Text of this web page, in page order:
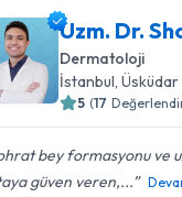
Uzm. Dr.
Dermatoloji
İstanbul , Üsküdar
5 (17
bey formasyonu ve
güven veren,...